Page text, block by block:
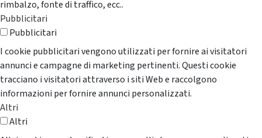
rimbalzo, fonte di traffico, ecc..
Pubblicitari
Pubblicitari
I cookie pubblicitari vengono utilizzati per fornire ai visitatori
annunci e campagne di marketing pertinenti. Questi cookie
tracciano i visitatori attraverso i siti Web e raccolgono
informazioni per fornire annunci personalizzati.
Altri
Altri